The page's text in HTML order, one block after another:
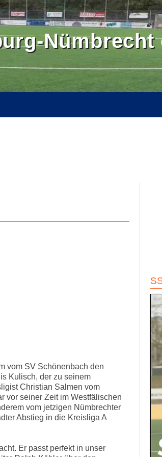
Nümbrecht
vom SV Schönenbach den
Kulisch, der zu seinem
Christian Salmen vom
vor seiner Zeit im Westfälischen
vom jetzigen Nümbrechter
Abstieg in die Kreisliga A
Er passt perfekt in unser